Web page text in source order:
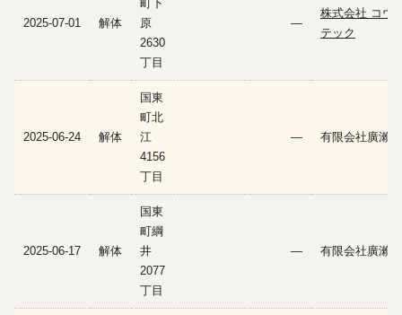
2025-07-01 解体
町下
原
2630
丁目
—
株式会社 コウ
テック
2025-06-24 解体
国東
町北
江
4156
丁目
— 有限会社廣瀨
2025-06-17 解体
国東
町綱
井
2077
丁目
— 有限会社廣瀨